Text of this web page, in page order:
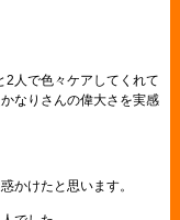
2人で色々ケアしてくれて
なりさんの偉大さを実感
かけたと思います。